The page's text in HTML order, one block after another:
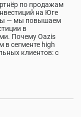
по продажам
на Юге
— мы повышаем
в
Почему Oazis
в сегменте high
клиентов: с